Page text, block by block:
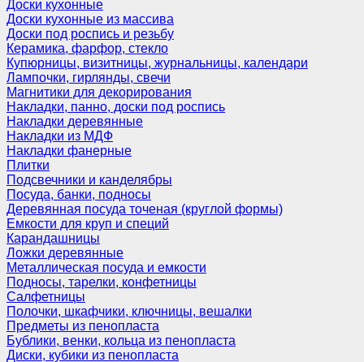
Доски кухонные
Доски кухонные из массива
Доски под роспись и резьбу
Керамика, фарфор, стекло
Купюрницы, визитницы, журнальницы, календари
Лампочки, гирлянды, свечи
Магнитики для декорирования
Накладки, панно, доски под роспись
Накладки деревянные
Накладки из МДФ
Накладки фанерные
Плитки
Подсвечники и канделябры
Посуда, банки, подносы
Деревянная посуда точеная (круглой формы)
Емкости для круп и специй
Карандашницы
Ложки деревянные
Металлическая посуда и емкости
Подносы, тарелки, конфетницы
Салфетницы
Полочки, шкафчики, ключницы, вешалки
Предметы из пенопласта
Бублики, венки, кольца из пенопласта
Диски, кубики из пенопласта